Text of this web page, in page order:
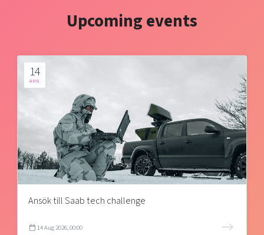
Upcoming events
14
AUG
Ansök till Saab tech challenge
14 Aug 2026, 00:00